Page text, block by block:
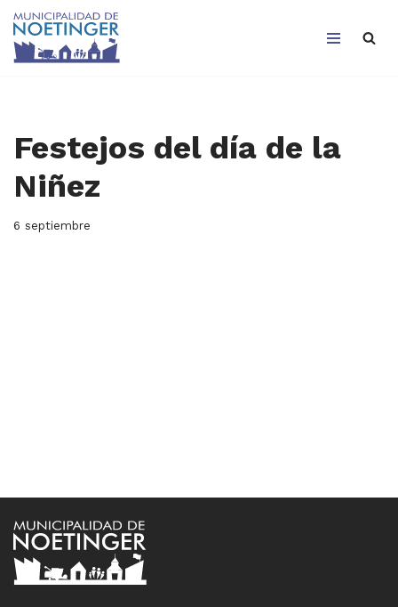
Saltar
Festejos del día de la
Niñez
6 septiembre